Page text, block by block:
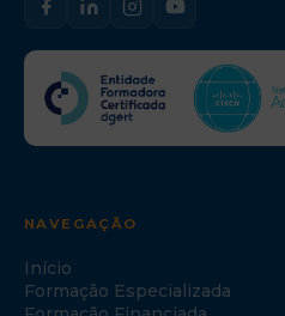
NAVEGAÇÃO
Início
Formação Especializada